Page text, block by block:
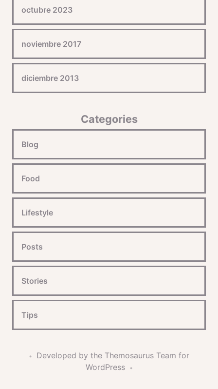
octubre 2023
noviembre 2017
diciembre 2013
Categories
Blog
Food
Lifestyle
Posts
Stories
Tips
•
Developed by the Themosaurus Team for
WordPress
•